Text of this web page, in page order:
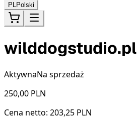
PLPolski
wilddogstudio.pl
AktywnaNa sprzedaż
250,00 PLN
Cena netto: 203,25 PLN